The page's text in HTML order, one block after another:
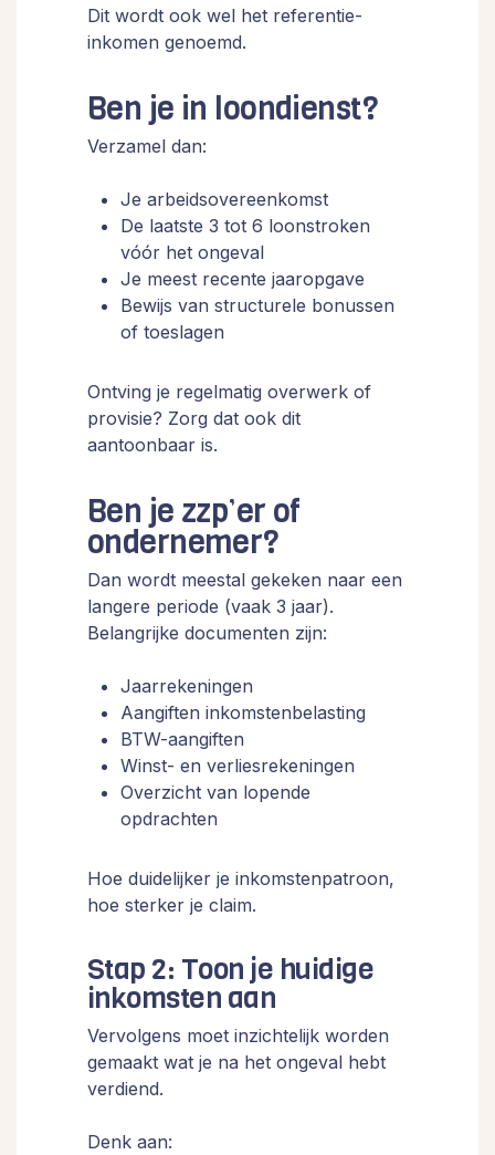
Dit wordt ook wel het referentie-
inkomen genoemd.
Ben je in loondienst?
Verzamel dan:
Je arbeidsovereenkomst
De laatste 3 tot 6 loonstroken
vóór het ongeval
Je meest recente jaaropgave
Bewijs van structurele bonussen
of toeslagen
Ontving je regelmatig overwerk of
provisie? Zorg dat ook dit
aantoonbaar is.
Ben je zzp’er of
ondernemer?
Dan wordt meestal gekeken naar een
langere periode (vaak 3 jaar).
Belangrijke documenten zijn:
Jaarrekeningen
Aangiften inkomstenbelasting
BTW-aangiften
Winst- en verliesrekeningen
Overzicht van lopende
opdrachten
Hoe duidelijker je inkomstenpatroon,
hoe sterker je claim.
Stap 2: Toon je huidige
inkomsten aan
Vervolgens moet inzichtelijk worden
gemaakt wat je na het ongeval hebt
verdiend.
Denk aan: